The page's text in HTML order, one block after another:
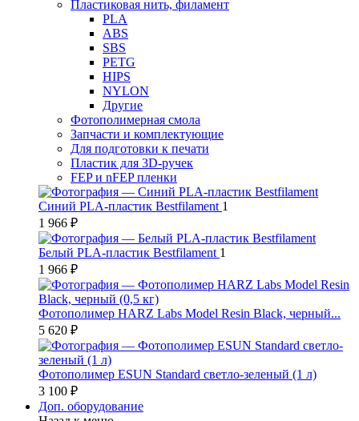
Пластиковая нить, филамент
PLA
ABS
SBS
PETG
HIPS
NYLON
Другие
Фотополимерная смола
Запчасти и комплектующие
Для подготовки к печати
Пластик для 3D-ручек
FEP и nFEP пленки
Синий PLA-пластик Bestfilament 1
1 966 ₽
Белый PLA-пластик Bestfilament 1
1 966 ₽
Фотополимер HARZ Labs Model Resin Black, черный...
5 620 ₽
Фотополимер ESUN Standard светло-зеленый (1 л)
3 100 ₽
Доп. оборудование